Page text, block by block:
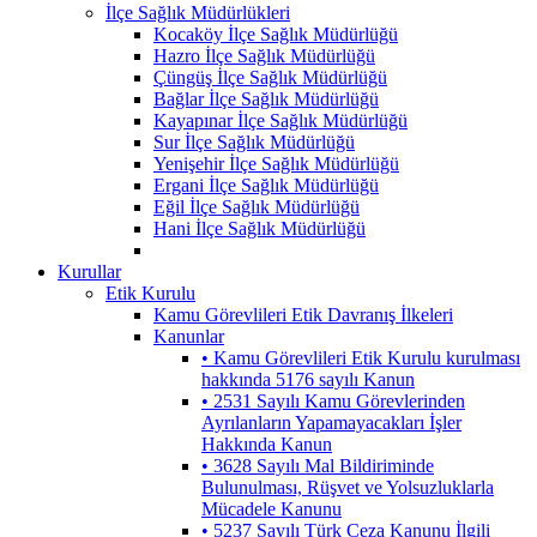
İlçe Sağlık Müdürlükleri
Kocaköy İlçe Sağlık Müdürlüğü
Hazro İlçe Sağlık Müdürlüğü
Çüngüş İlçe Sağlık Müdürlüğü
Bağlar İlçe Sağlık Müdürlüğü
Kayapınar İlçe Sağlık Müdürlüğü
Sur İlçe Sağlık Müdürlüğü
Yenişehir İlçe Sağlık Müdürlüğü
Ergani İlçe Sağlık Müdürlüğü
Eğil İlçe Sağlık Müdürlüğü
Hani İlçe Sağlık Müdürlüğü
Kurullar
Etik Kurulu
Kamu Görevlileri Etik Davranış İlkeleri
Kanunlar
• Kamu Görevlileri Etik Kurulu kurulması
hakkında 5176 sayılı Kanun
• 2531 Sayılı Kamu Görevlerinden
Ayrılanların Yapamayacakları İşler
Hakkında Kanun
• 3628 Sayılı Mal Bildiriminde
Bulunulması, Rüşvet ve Yolsuzluklarla
Mücadele Kanunu
• 5237 Sayılı Türk Ceza Kanunu İlgili